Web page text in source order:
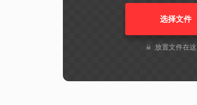
选择文件
放置文件在